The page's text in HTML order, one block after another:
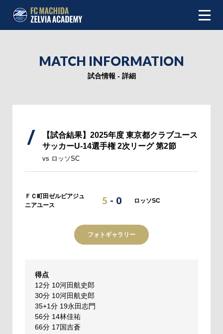
TOP TEAM
MATCH INFORMATION
試合情報 - 詳細
【試合結果】2025年度 東京都クラブユース
サッカーU-14選手権 2次リーグ 第2節
vs ロッソSC
ＦＣ町田ゼルビアジュ
ニアユース
5 - 0 ロッソSC
フォトギャラリー
得点
12分 10河田航史郎
30分 10河田航史郎
35+1分 19永田志門
56分 14林佳祐
66分 17国吉蒼